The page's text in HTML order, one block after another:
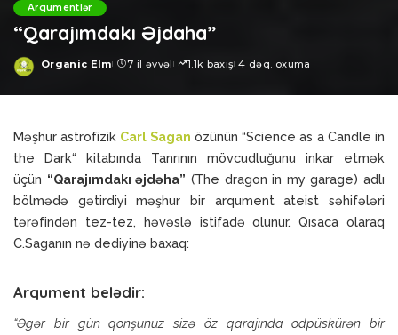
Arqumentlər
“Qarajımdakı Əjdaha”
Posted
Organic Elm 7 il əvvəl 1.1k baxış 4 dəq. oxuma
Məşhur astrofizik Carl Sagan özünün “Science as a Candle in
the Dark“ kitabında Tanrının mövcudluğunu inkar etmək
üçün “Qarajımdakı əjdəha” (The dragon in my garage) adlı
bölmədə gətirdiyi məşhur bir arqument ateist səhifələri
tərəfindən tez-tez, həvəslə istifadə olunur. Qısaca olaraq
C.Saganın nə dediyinə baxaq:
Arqument belədir:
“Əgər bir gün qonşunuz sizə öz qarajında odpüskürən bir